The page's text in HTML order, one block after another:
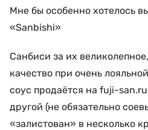
Мне бы особенно хотелось
«Sanbishi»
Санбиси за их
качество при очень
соус продаётся на fuji-
другой (не обязательно
«залистован» в несколько